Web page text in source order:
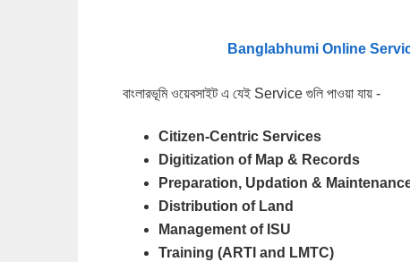
Banglabhumi Online
বাংলারভূমি ওয়েবসাইট এ যেই Service গুলি পাওয়া যায় -
Citizen-Centric Services
Digitization of Map & Records
Preparation, Updation &
Distribution of Land
Management of ISU
Training (ARTI and LMTC)